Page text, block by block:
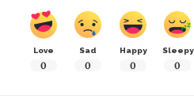
Love
0
Sad
0
Happy
0
Sleepy
0